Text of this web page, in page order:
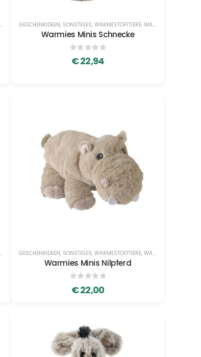
GESCHENKIDEEN, SONSTIGES, WÄRMESTOFFTIERE, WÄRMESTOFFTIERE
Warmies Minis Schnecke
out of 5
€22,94
GESCHENKIDEEN, SONSTIGES, WÄRMESTOFFTIERE, WÄRMESTOFFTIERE
Warmies Minis Nilpferd
€22,00